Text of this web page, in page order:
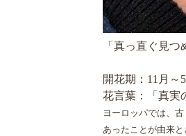
「真っ直ぐ見
開花期：11月～5
花言葉：「真実
ヨーロッパでは、
あったことが由来と